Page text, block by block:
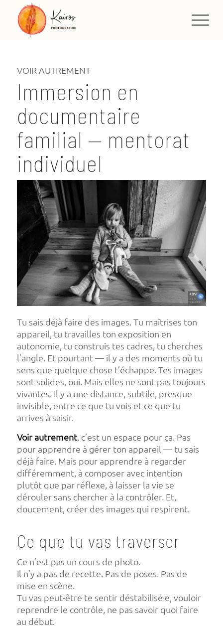
VOIR AUTREMENT
Immersion en
documentaire
familial — mentorat
individuel
Tu sais déjà faire des images. Tu maîtrises ton
appareil, tu travailles ton exposition en
autonomie, tu construis tes cadres, tu cherches
l’angle. Et pourtant — il y a des moments où tu
sens que quelque chose t’échappe. Tes images
sont solides, oui. Mais elles ne sont pas toujours
vivantes. Il y a une distance, subtile, presque
invisible, entre ce que tu vois et ce que tu
arrives à saisir.
Voir autrement, c’est un espace pour ça. Pas
pour apprendre à gérer ton appareil — tu sais
déjà faire. Mais pour apprendre à regarder
différemment, à composer avec intention
plutôt que par réflexe, à laisser la vie se
dérouler sans chercher à la contrôler. Et,
doucement, créer des images qui respirent.
Ce que tu vas traverser
Ce n’est pas un cours de photo.
Il n’y a pas de recette. Pas de poses. Pas de
mise en scène.
Tu vas peut-être te sentir déstabilisé·e, vouloir
reprendre le contrôle, ne pas savoir quoi faire
au début.